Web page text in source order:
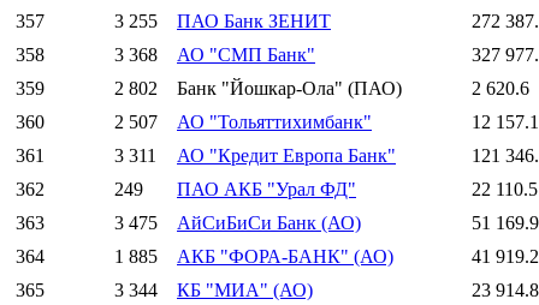
357
3 255 ПАО Банк ЗЕНИТ
272
358
3 368 АО "СМП Банк"
327
359
2 802 Банк "Йошкар-Ола" (ПАО)
2 620.6
360
2 507 АО "Тольяттихимбанк"
12 157.1
361
3 311 АО "Кредит Европа Банк"
121
362
249 ПАО АКБ "Урал ФД"
22 110.5
363
3 475 АйСиБиСи Банк (АО)
51 169.9
364
1 885 АКБ "ФОРА-БАНК" (АО)
41 919.2
365
3 344 КБ "МИА" (АО)
23 914.8